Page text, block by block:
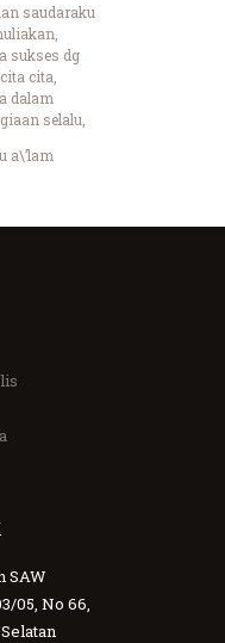
saudaraku
sukses dg
cita,
dalam
selalu,
a\’lam
SAW
05, No 66,